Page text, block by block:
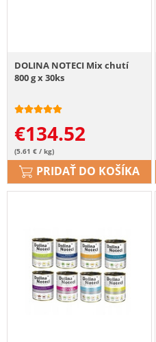
DOLINA NOTECI Mix chutí
800 g x 30ks
€134.52
(5.61 € / kg)
PRIDAŤ DO KOŠÍKA